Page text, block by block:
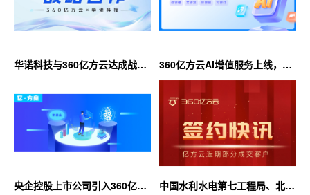
华诺科技与360亿方云达成战略
360亿方云AI增值服务上线，超
大限时优惠等你来！
央企控股上市公司引入360亿方
中国水利水电第七工程局、北京